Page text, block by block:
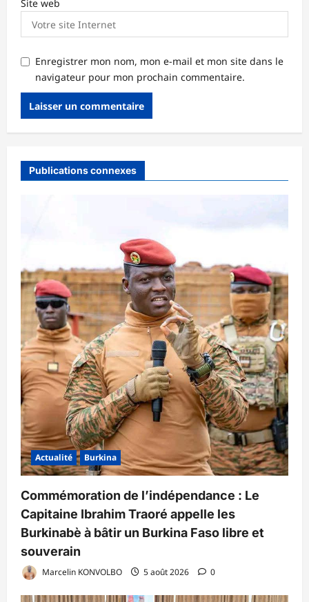
Site web
Enregistrer mon nom, mon e-mail et mon site dans le
navigateur pour mon prochain commentaire.
Publications connexes
Actualité Burkina
Commémoration de l’indépendance : Le
Capitaine Ibrahim Traoré appelle les
Burkinabè à bâtir un Burkina Faso libre et
souverain
Marcelin KONVOLBO 5 août 2026 0